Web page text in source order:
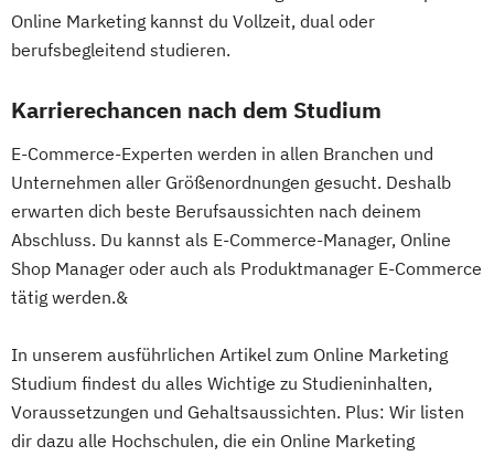
Online Marketing kannst du Vollzeit, dual oder
berufsbegleitend studieren.
Karrierechancen nach dem Studium
E-Commerce-Experten werden in allen Branchen und
Unternehmen aller Größenordnungen gesucht. Deshalb
erwarten dich beste Berufsaussichten nach deinem
Abschluss. Du kannst als E-Commerce-Manager, Online
Shop Manager oder auch als Produktmanager E-Commerce
tätig werden.&
In unserem ausführlichen Artikel zum Online Marketing
Studium findest du alles Wichtige zu Studieninhalten,
Voraussetzungen und Gehaltsaussichten. Plus: Wir listen
dir dazu alle Hochschulen, die ein Online Marketing